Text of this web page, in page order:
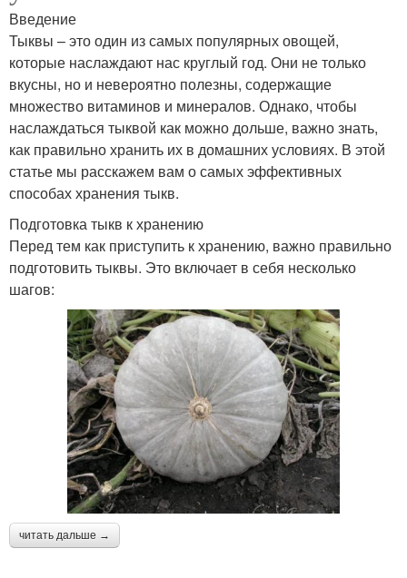
Введение
Тыквы – это один из самых популярных овощей,
которые наслаждают нас круглый год. Они не только
вкусны, но и невероятно полезны, содержащие
множество витаминов и минералов. Однако, чтобы
наслаждаться тыквой как можно дольше, важно знать,
как правильно хранить их в домашних условиях. В этой
статье мы расскажем вам о самых эффективных
способах хранения тыкв.
Подготовка тыкв к хранению
Перед тем как приступить к хранению, важно правильно
подготовить тыквы. Это включает в себя несколько
шагов:
читать дальше →